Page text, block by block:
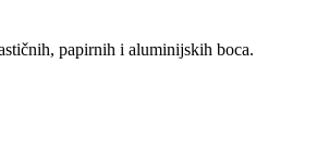
papirnih i aluminijskih boca.